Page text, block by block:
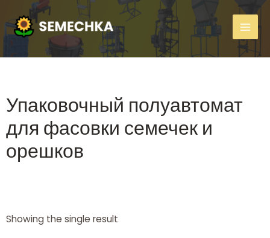
Упаковочный полуавтомат
для фасовки семечек и
орешков
Showing the single result